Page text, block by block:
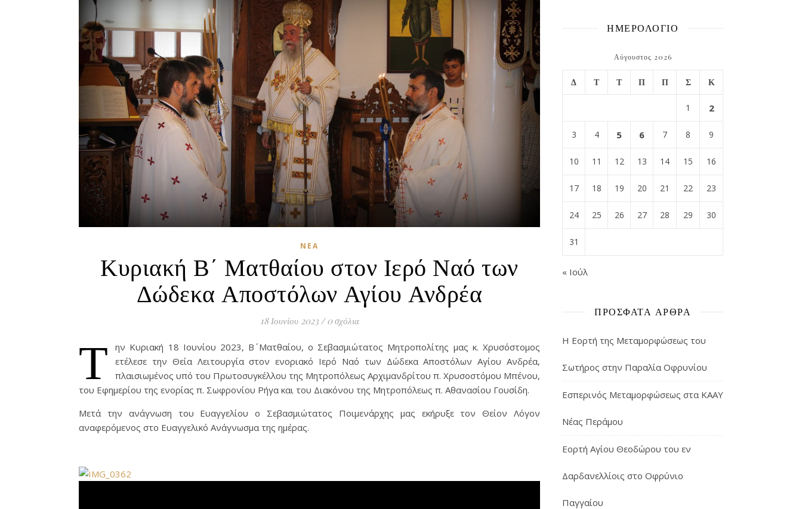
ΝΈΑ
Κυριακή Β΄ Ματθαίου στον Ιερό Ναό των
Δώδεκα Αποστόλων Αγίου Ανδρέα
18 Ιουνίου 2023 / 0 σχόλια
Τ
ην Κυριακή 18 Ιουνίου 2023, Β΄ Ματθαίου, ο Σεβασμιώτατος Μητροπολίτης μας κ. Χρυσόστομος
ετέλεσε την Θεία Λειτουργία στον ενοριακό Ιερό Ναό των Δώδεκα Αποστόλων Αγίου Ανδρέα,
πλαισιωμένος υπό του Πρωτοσυγκέλλου της Μητροπόλεως Αρχιμανδρίτου π. Χρυσοστόμου Μπένου,
του Εφημερίου της ενορίας π. Σωφρονίου Ρήγα και του Διακόνου της Μητροπόλεως π. Αθανασίου Γουσίδη.
Μετά την ανάγνωση του Ευαγγελίου ο Σεβασμιώτατος Ποιμενάρχης μας εκήρυξε τον Θείον Λόγον
αναφερόμενος στο Ευαγγελικό Ανάγνωσμα της ημέρας.
ΗΜΕΡΟΛΟΓΙΟ
Αύγουστος 2026
Δ Τ Τ Π Π Σ Κ
1 2
3 4 5 6 7 8 9
10 11 12 13 14 15 16
17 18 19 20 21 22 23
24 25 26 27 28 29 30
31
« Ιούλ
ΠΡΌΣΦΑΤΑ ΆΡΘΡΑ
Η Εορτή της Μεταμορφώσεως του
Σωτήρος στην Παραλία Οφρυνίου
Εσπερινός Μεταμορφώσεως στα ΚΑΑΥ
Νέας Περάμου
Εορτή Αγίου Θεοδώρου του εν
Δαρδανελλίοις στο Οφρύνιο
Παγγαίου